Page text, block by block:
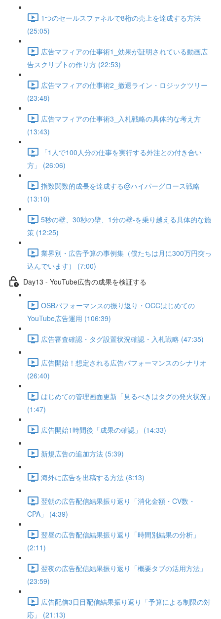
1つのセールスファネルで8桁の売上を達成する方法
(25:05)
広告マフィアの仕事術1_効果が証明されている動画広
告スクリプトの作り方 (22:53)
広告マフィアの仕事術2_撤退ライン・ロジックツリー
(23:48)
広告マフィアの仕事術3_入札戦略の具体的な考え方
(13:43)
「1人で100人分の仕事を実行する外注との付き合い
方」 (26:06)
指数関数的成長を達成する@ハイパーグロース戦略
(13:10)
5秒の壁、30秒の壁、1分の壁-を乗り越える具体的な施
策 (12:25)
業界別・広告予算の事例集（僕たちは月に300万円突っ
込んでいます） (7:00)
Day13 - YouTube広告の成果を検証する
OSBパフォーマンスの振り返り・OCCはじめての
YouTube広告運用 (106:39)
広告審査確認・タグ設置状況確認・入札戦略 (47:35)
広告開始！想定される広告パフォーマンスのシナリオ
(26:40)
はじめての管理画面更新「見るべきはタグの発火状況」
(1:47)
広告開始1時間後「成果の確認」 (14:33)
新規広告の追加方法 (5:39)
海外に広告を出稿する方法 (8:13)
翌朝の広告配信結果振り返り「消化金額・CV数・
CPA」 (4:39)
翌昼の広告配信結果振り返り「時間別結果の分析」
(2:11)
翌夜の広告配信結果振り返り「概要タブの活用方法」
(23:59)
広告配信3日目配信結果振り返り「予算による制限の対
応」 (21:13)